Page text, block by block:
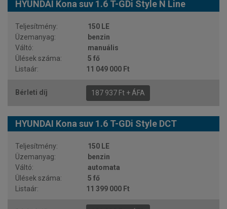
HYUNDAI Kona suv 1.6 T-GDi Style N Line
150 LE
benzin
manuális
5 fő
11 049 000 Ft
187 937 Ft + ÁFA
HYUNDAI Kona suv 1.6 T-GDi Style DCT
150 LE
benzin
automata
5 fő
11 399 000 Ft